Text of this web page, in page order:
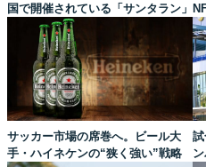
国で開催されている「サンタラン」
サッカー市場の席巻へ。ビール大
手・ハイネケンの“狭く強い”戦略